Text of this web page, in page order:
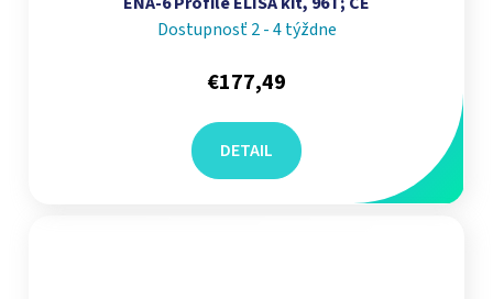
Dostupnosť 2 - 4 týždne
€177,49
DETAIL